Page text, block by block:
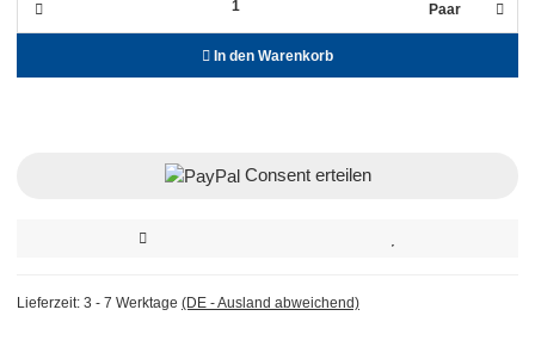
Paar
In den Warenkorb
Consent erteilen
Lieferzeit: 3 - 7 Werktage (DE - Ausland abweichend)